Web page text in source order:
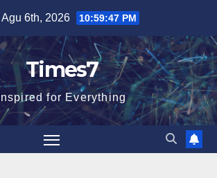
Agu 6th, 2026 10:59:48 PM
Times7
Inspired for Everything